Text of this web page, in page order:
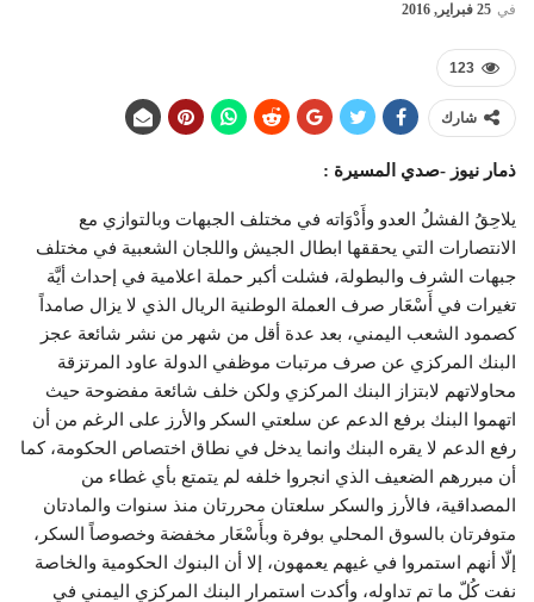
في 25 فبراير, 2016
123
شارك
ذمار نيوز -صدي المسيرة :
يلاحِقُ الفشلُ العدو وأَدْوَاته في مختلف الجبهات وبالتوازي مع
الانتصارات التي يحققها ابطال الجيش واللجان الشعبية في مختلف
جبهات الشرف والبطولة، فشلت أكبر حملة اعلامية في إحداث أيَّة
تغيرات في أَسْعَار صرف العملة الوطنية الريال الذي لا يزال صامداً
كصمود الشعب اليمني، بعد عدة أقل من شهر من نشر شائعة عجز
البنك المركزي عن صرف مرتبات موظفي الدولة عاود المرتزقة
محاولاتهم لابتزاز البنك المركزي ولكن خلف شائعة مفضوحة حيث
اتهموا البنك برفع الدعم عن سلعتي السكر والأرز على الرغم من أن
رفع الدعم لا يقره البنك وانما يدخل في نطاق اختصاص الحكومة، كما
أن مبررهم الضعيف الذي انجروا خلفه لم يتمتع بأي غطاء من
المصداقية، فالأرز والسكر سلعتان محررتان منذ سنوات والمادتان
متوفرتان بالسوق المحلي بوفرة وبأَسْعَار مخفضة وخصوصاً السكر،
إلّا أنهم استمروا في غيهم يعمهون، إلا أن البنوك الحكومية والخاصة
نفت كُلّ ما تم تداوله، وأكدت استمرار البنك المركزي اليمني في